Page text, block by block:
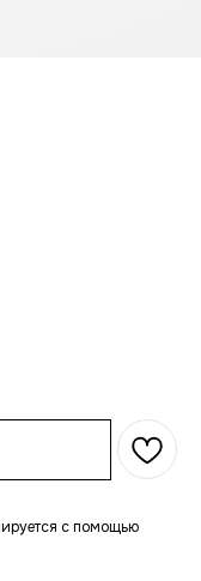
с помощью